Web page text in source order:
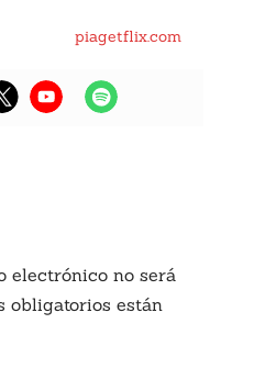
piagetflix.com
electrónico no será
obligatorios están